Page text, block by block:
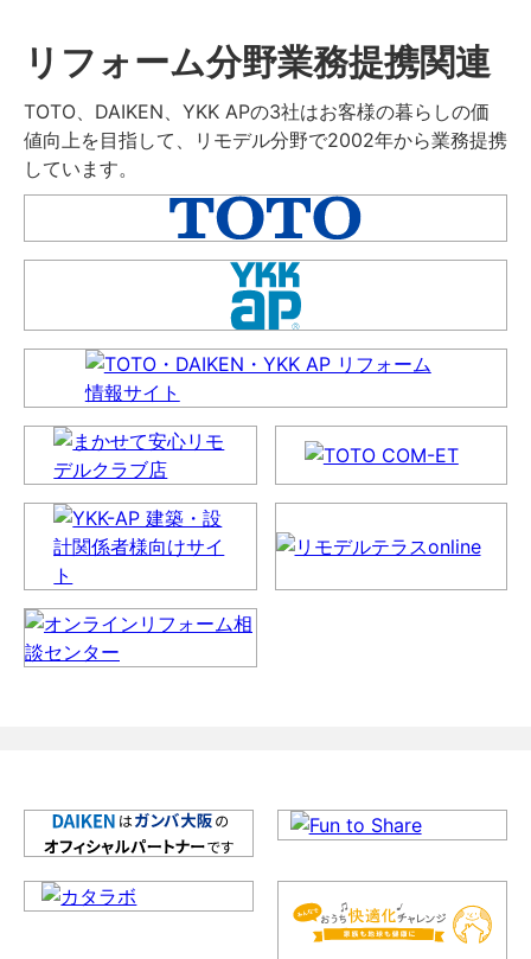
リフォーム分野業務提携関連
TOTO、DAIKEN、YKK APの3社はお客様の暮らしの価
値向上を目指して、リモデル分野で2002年から業務提携
しています。